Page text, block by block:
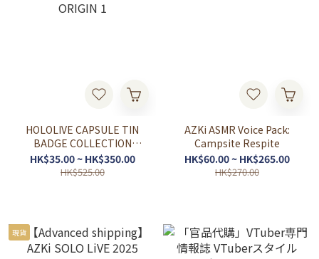
HOLOLIVE CAPSULE TIN
BADGE COLLECTION
ORIGIN 1
HK$35.00 ~ HK$350.00
HK$525.00
AZKi ASMR Voice Pack:
Campsite Respite
HK$60.00 ~ HK$265.00
HK$270.00
現貨